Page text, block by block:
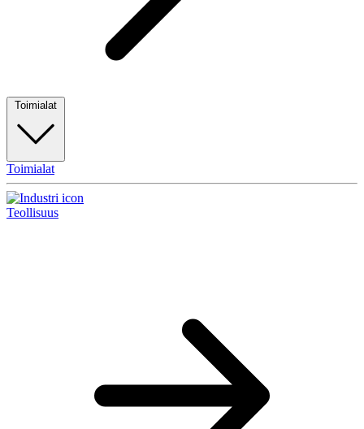
Toimialat
Toimialat
Teollisuus